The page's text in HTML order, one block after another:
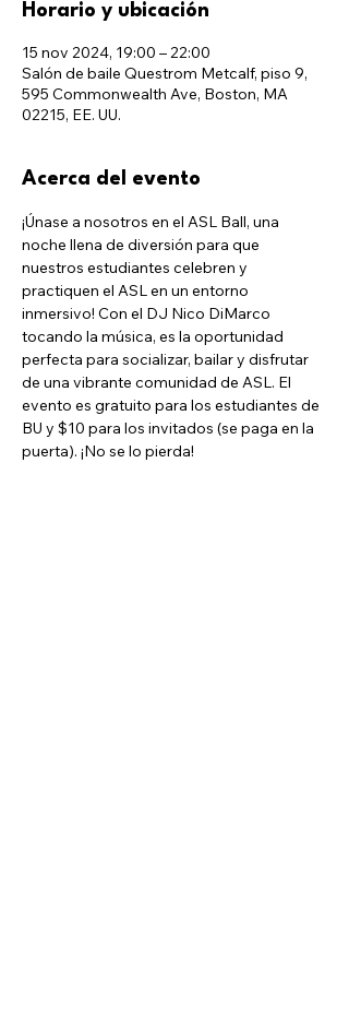
Horario y ubicación
15 nov 2024, 19:00 – 22:00
Salón de baile Questrom Metcalf, piso 9,
595 Commonwealth Ave, Boston, MA
02215, EE. UU.
Acerca del evento
¡Únase a nosotros en el ASL Ball, una
noche llena de diversión para que
nuestros estudiantes celebren y
practiquen el ASL en un entorno
inmersivo! Con el DJ Nico DiMarco
tocando la música, es la oportunidad
perfecta para socializar, bailar y disfrutar
de una vibrante comunidad de ASL. El
evento es gratuito para los estudiantes de
BU y $10 para los invitados (se paga en la
puerta). ¡No se lo pierda!